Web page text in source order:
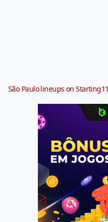
São Paulo lineups on Starting11